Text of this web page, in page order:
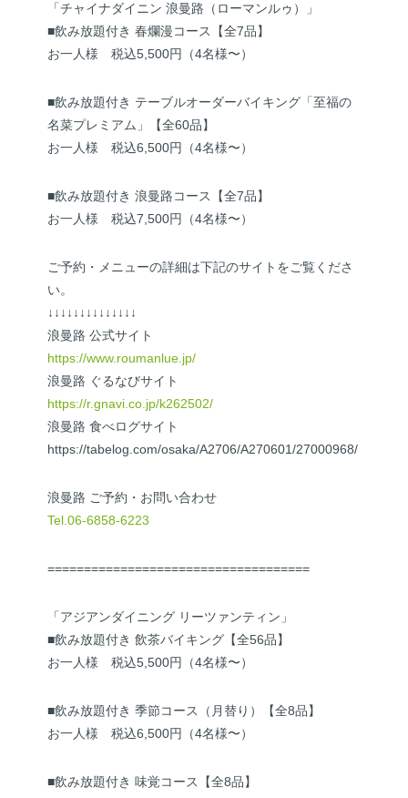
「チャイナダイニン 浪曼路（ローマンルゥ）」
■飲み放題付き 春爛漫コース【全7品】
お一人様 税込5,500円（4名様〜）
■飲み放題付き テーブルオーダーバイキング「至福の
名菜プレミアム」【全60品】
お一人様 税込6,500円（4名様〜）
■飲み放題付き 浪曼路コース【全7品】
お一人様 税込7,500円（4名様〜）
ご予約・メニューの詳細は下記のサイトをご覧くださ
い。
↓↓↓↓↓↓↓↓↓↓↓↓↓↓
浪曼路 公式サイト
https://www.roumanlue.jp/
浪曼路 ぐるなびサイト
https://r.gnavi.co.jp/k262502/
浪曼路 食べログサイト
https://tabelog.com/osaka/A2706/A270601/27000968/
浪曼路 ご予約・お問い合わせ
Tel.06-6858-6223
====================================
「アジアンダイニング リーツァンティン」
■飲み放題付き 飲茶バイキング【全56品】
お一人様 税込5,500円（4名様〜）
■飲み放題付き 季節コース（月替り）【全8品】
お一人様 税込6,500円（4名様〜）
■飲み放題付き 味覚コース【全8品】